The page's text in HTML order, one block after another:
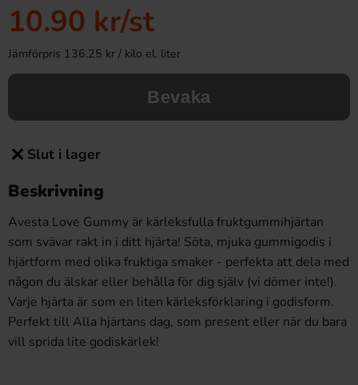
10.90 kr/st
Jämförpris 136.25 kr / kilo el. liter
Bevaka
Slut i lager
Beskrivning
Avesta Love Gummy är kärleksfulla fruktgummihjärtan
som svävar rakt in i ditt hjärta! Söta, mjuka gummigodis i
hjärtform med olika fruktiga smaker - perfekta att dela med
någon du älskar eller behålla för dig själv (vi dömer inte!).
Varje hjärta är som en liten kärleksförklaring i godisform.
Perfekt till Alla hjärtans dag, som present eller när du bara
vill sprida lite godiskärlek!